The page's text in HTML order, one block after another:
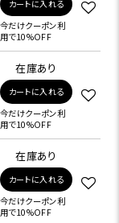
カートに入れる
今だけクーポン利
用で10%OFF
在庫あり
カートに入れる
今だけクーポン利
用で10%OFF
在庫あり
カートに入れる
今だけクーポン利
用で10%OFF